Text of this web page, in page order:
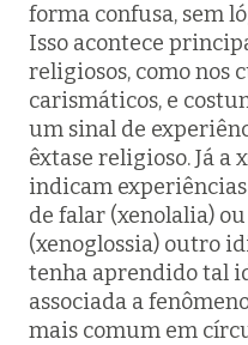
forma confusa, sem
Isso acontece
religiosos, como nos
carismáticos, e
um sinal de
êxtase religioso. Já a
indicam experiências
de falar (xenolalia)
(xenoglossia) outro
tenha aprendido tal
associada a
mais comum em